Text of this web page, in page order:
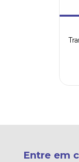
Entre em